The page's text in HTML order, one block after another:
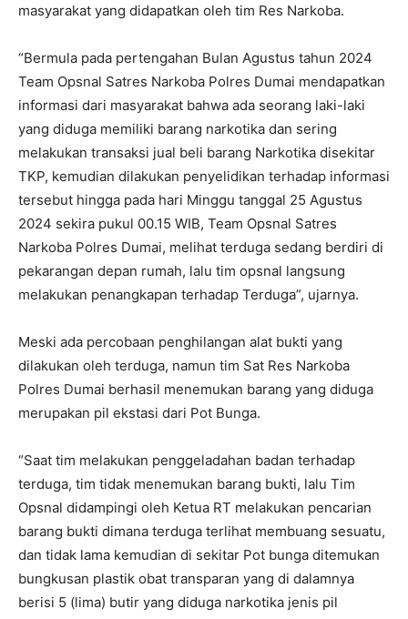
masyarakat yang didapatkan oleh tim Res Narkoba.
“Bermula pada pertengahan Bulan Agustus tahun 2024
Team Opsnal Satres Narkoba Polres Dumai mendapatkan
informasi dari masyarakat bahwa ada seorang laki-laki
yang diduga memiliki barang narkotika dan sering
melakukan transaksi jual beli barang Narkotika disekitar
TKP, kemudian dilakukan penyelidikan terhadap informasi
tersebut hingga pada hari Minggu tanggal 25 Agustus
2024 sekira pukul 00.15 WIB, Team Opsnal Satres
Narkoba Polres Dumai, melihat terduga sedang berdiri di
pekarangan depan rumah, lalu tim opsnal langsung
melakukan penangkapan terhadap Terduga”, ujarnya.
Meski ada percobaan penghilangan alat bukti yang
dilakukan oleh terduga, namun tim Sat Res Narkoba
Polres Dumai berhasil menemukan barang yang diduga
merupakan pil ekstasi dari Pot Bunga.
“Saat tim melakukan penggeladahan badan terhadap
terduga, tim tidak menemukan barang bukti, lalu Tim
Opsnal didampingi oleh Ketua RT melakukan pencarian
barang bukti dimana terduga terlihat membuang sesuatu,
dan tidak lama kemudian di sekitar Pot bunga ditemukan
bungkusan plastik obat transparan yang di dalamnya
berisi 5 (lima) butir yang diduga narkotika jenis pil